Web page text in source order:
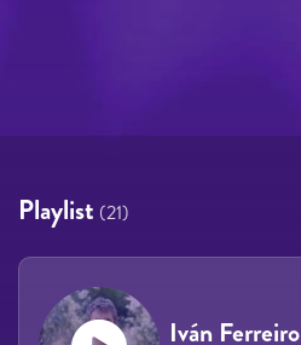
Playlist (21)
Iván Ferreiro